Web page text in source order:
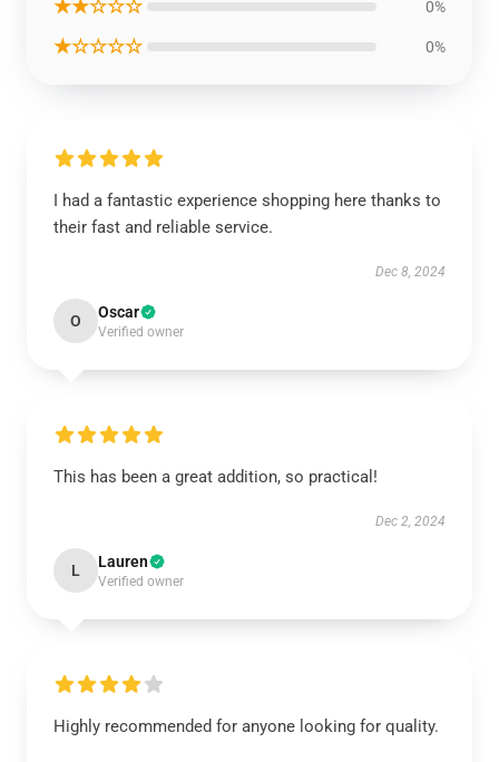
★★☆☆☆ 0%
★☆☆☆☆ 0%
I had a fantastic experience shopping here thanks to
their fast and reliable service.
Dec 8, 2024
O Oscar
Verified owner
This has been a great addition, so practical!
Dec 2, 2024
L Lauren
Verified owner
Highly recommended for anyone looking for quality.